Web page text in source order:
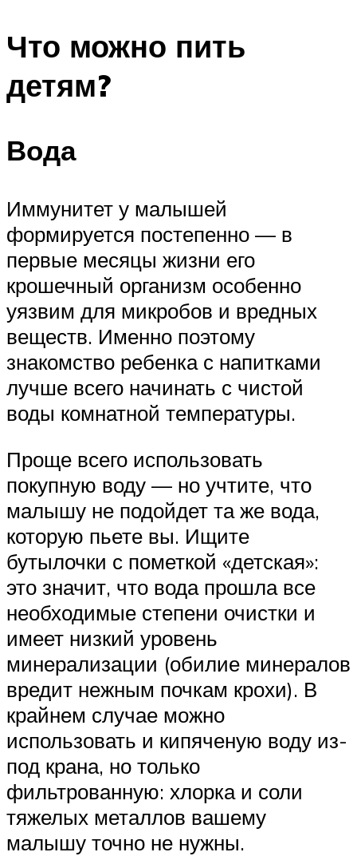
Что можно пить
детям?
Вода
Иммунитет у малышей
формируется постепенно — в
первые месяцы жизни его
крошечный организм особенно
уязвим для микробов и вредных
веществ. Именно поэтому
знакомство ребенка с напитками
лучше всего начинать с чистой
воды комнатной температуры.
Проще всего использовать
покупную воду — но учтите, что
малышу не подойдет та же вода,
которую пьете вы. Ищите
бутылочки с пометкой «детская»:
это значит, что вода прошла все
необходимые степени очистки и
имеет низкий уровень
минерализации (обилие минералов
вредит нежным почкам крохи). В
крайнем случае можно
использовать и кипяченую воду из-
под крана, но только
фильтрованную: хлорка и соли
тяжелых металлов вашему
малышу точно не нужны.